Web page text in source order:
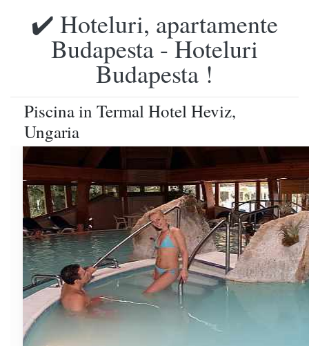
✔️ Hoteluri, apartamente
Budapesta - Hoteluri
Budapesta !
Piscina in Termal Hotel Heviz,
Ungaria